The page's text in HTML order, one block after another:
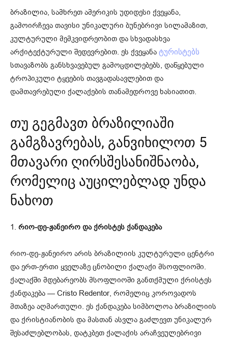
ბრაზილია, სამხრეთ ამერიკის უდიდესი ქვეყანა,
გამოირჩევა თავისი უნიკალური ბუნებრივი სილამაზით,
კულტურული მემკვიდრეობით და სხვადასხვა
არქიტექტურული შედევრებით. ეს ქვეყანა ტურისტებს
სთავაზობს განსხვავებულ გამოცდილებებს, დაწყებული
ტროპიკული ტყეების თავგადასავლებით და
დამთავრებული ქალაქების თანამედროვე ხასიათით.
თუ გეგმავთ ბრაზილიაში
გამგზავრებას, განვიხილოთ 5
მთავარი ღირსშესანიშნაობა,
რომელიც აუცილებლად უნდა
ნახოთ
1. რიო-დე-ჟანეირო და ქრისტეს ქანდაკება
რიო-დე-ჟანეირო არის ბრაზილიის კულტურული ცენტრი
და ერთ-ერთი ყველაზე ცნობილი ქალაქი მსოფლიოში.
ქალაქში მდებარეობს მსოფლიოში განთქმული ქრისტეს
ქანდაკება — Cristo Redentor, რომელიც კოროვადოს
მთაზეა აღმართული. ეს ქანდაკება სიმბოლოა ბრაზილიის
და ქრისტიანობის და მასთან ასვლა გაძლევთ უნიკალურ
შესაძლებლობას, დატკბეთ ქალაქის არაჩვეულებრივი